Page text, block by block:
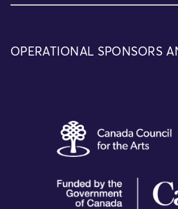
OPERATIONAL SPONSORS